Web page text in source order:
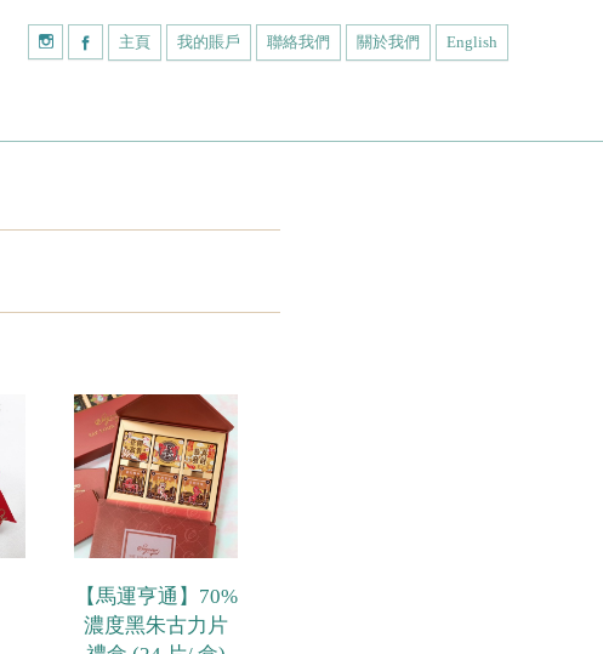
English
關於我們
聯絡我們
我的賬戶
主頁
【馬運亨通】70%
濃度黑朱古力片